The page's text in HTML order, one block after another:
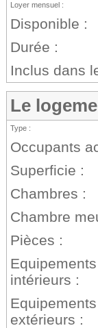
Loyer mensuel :
Disponible :
Durée :
Inclus dans
Le
Type :
Occupants
Superficie :
Chambres :
Chambre
Pièces :
Equipements
intérieurs :
Equipements
extérieurs :